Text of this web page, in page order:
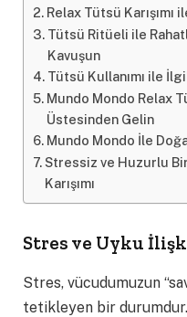
Relax Tütsü
Tütsü Ritüeli ile
Kavuşun
Tütsü Kullanımı ile
Mundo Mondo Relax
Üstesinden Gelin
Mundo Mondo İle
Stressiz ve Huzurlu
Karışımı
Stres ve Uyku
Stres, vücudumuzun
tetikleyen bir